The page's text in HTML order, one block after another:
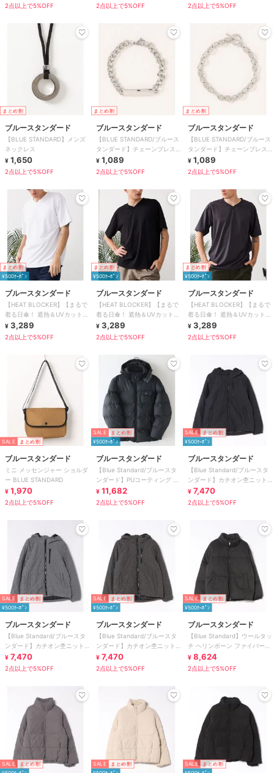
2点以上で5%OFF 2点以上で5%OFF 2点以上で5%OFF
まとめ割
ブルースタンダード
【BLUE STANDARD】メンズ
ネックレス
¥ 1,650
2点以上で5%OFF
まとめ割
ブルースタンダード
【BLUE STANDARD/ブルース
タンダード】チェーンブレスレ
ット
¥ 1,089
2点以上で5%OFF
まとめ割
ブルースタンダード
【BLUE STANDARD/ブルース
タンダード】チェーンブレスレ
ット
¥ 1,089
2点以上で5%OFF
まとめ割
¥500ｸｰﾎﾟﾝ
ブルースタンダード
【HEAT BLOCKER】【まるで
着る日傘！ 遮熱＆UVカット】
コットンライク VネックTシャ
ツ
¥ 3,289
2点以上で5%OFF
まとめ割
¥500ｸｰﾎﾟﾝ
ブルースタンダード
【HEAT BLOCKER】【まるで
着る日傘！ 遮熱＆UVカット】
コットンライク VネックTシャ
ツ
¥ 3,289
2点以上で5%OFF
まとめ割
¥500ｸｰﾎﾟﾝ
ブルースタンダード
【HEAT BLOCKER】【まるで
着る日傘！ 遮熱＆UVカット】
コットンライク VネックTシャ
ツ
¥ 3,289
2点以上で5%OFF
SALE まとめ割
ブルースタンダード
ミニ メッセンジャー ショルダ
ー BLUE STANDARD
¥ 1,970
2点以上で5%OFF
SALE
まとめ割
¥500ｸｰﾎﾟﾝ
ブルースタンダード
【Blue Standard/ブルースタ
ンダード】PUコーティング 中
綿ブルゾン
¥ 11,682
2点以上で5%OFF
SALE
まとめ割
¥500ｸｰﾎﾟﾝ
ブルースタンダード
【Blue Standard/ブルースタ
ンダード】カチオン杢ニット
ストレッチ中綿ジャケット
¥ 7,470
2点以上で5%OFF
SALE
まとめ割
¥500ｸｰﾎﾟﾝ
ブルースタンダード
【Blue Standard/ブルースタ
ンダード】カチオン杢ニット
ストレッチ中綿ジャケット
¥ 7,470
2点以上で5%OFF
SALE
まとめ割
¥500ｸｰﾎﾟﾝ
ブルースタンダード
【Blue Standard/ブルースタ
ンダード】カチオン杢ニット
ストレッチ中綿ジャケット
¥ 7,470
2点以上で5%OFF
SALE
まとめ割
¥500ｸｰﾎﾟﾝ
ブルースタンダード
【Blue Standard】ウールタッ
チ ヘリンボーン ファイバーダ
ウンジャケット
¥ 8,624
2点以上で5%OFF
SALE
まとめ割
SALE
まとめ割
SALE
まとめ割